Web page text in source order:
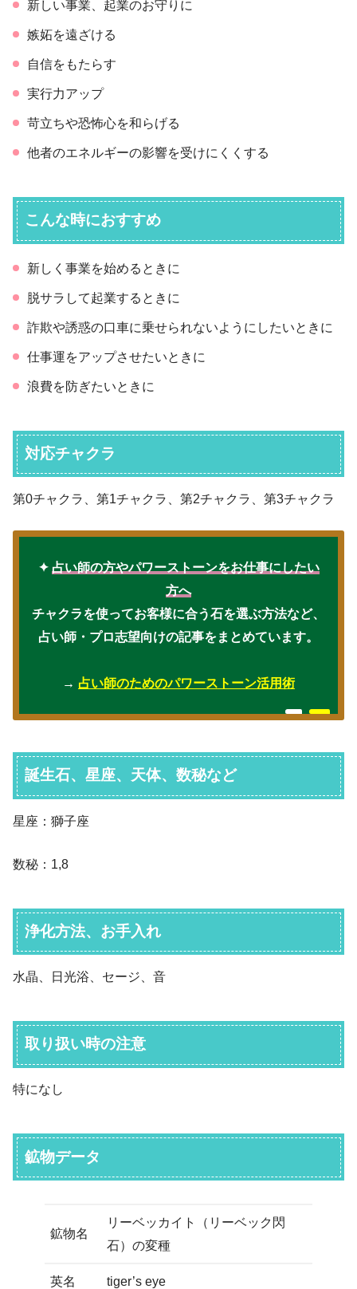
新しい事業、起業のお守りに
嫉妬を遠ざける
自信をもたらす
実行力アップ
苛立ちや恐怖心を和らげる
他者のエネルギーの影響を受けにくくする
こんな時におすすめ
新しく事業を始めるときに
脱サラして起業するときに
詐欺や誘惑の口車に乗せられないようにしたいときに
仕事運をアップさせたいときに
浪費を防ぎたいときに
対応チャクラ
第0チャクラ、第1チャクラ、第2チャクラ、第3チャクラ
✦ 占い師の方やパワーストーンをお仕事にしたい
方へ
チャクラを使ってお客様に合う石を選ぶ方法など、
占い師・プロ志望向けの記事をまとめています。
→ 占い師のためのパワーストーン活用術
誕生石、星座、天体、数秘など
星座：獅子座
数秘：1,8
浄化方法、お手入れ
水晶、日光浴、セージ、音
取り扱い時の注意
特になし
鉱物データ
鉱物名
リーベッカイト（リーベック閃
石）の変種
英名 tiger’s eye